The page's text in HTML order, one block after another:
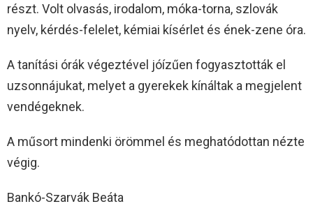
részt. Volt olvasás, irodalom, móka-torna, szlovák
nyelv, kérdés-felelet, kémiai kísérlet és ének-zene óra.
A tanítási órák végeztével jóízűen fogyasztották el
uzsonnájukat, melyet a gyerekek kínáltak a megjelent
vendégeknek.
A műsort mindenki örömmel és meghatódottan nézte
végig.
Bankó-Szarvák Beáta